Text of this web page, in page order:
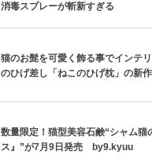
消毒スプレーが斬新すぎる
猫のお髭を可愛く飾る事でインテ
のひげ差し「ねこのひげ枕」の新作
数量限定！猫型美容石鹸“シャム猫
ス』”が7月9日発売 by9.kyuu